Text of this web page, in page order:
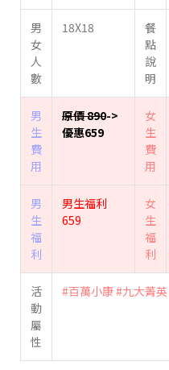
男
女
人
數
18X18
餐
點
說
明
男
生
費
用
原價 890->
優惠659
女
生
費
用
男
生
福
利
男生福利
659
女
生
福
利
活
動
屬
性
#百萬小康#九大菁英